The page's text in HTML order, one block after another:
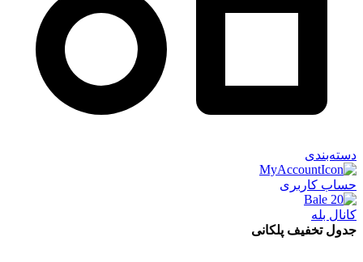
دسته‌بندی
حساب کاربری
کانال بله
جدول تخفیف پلکانی